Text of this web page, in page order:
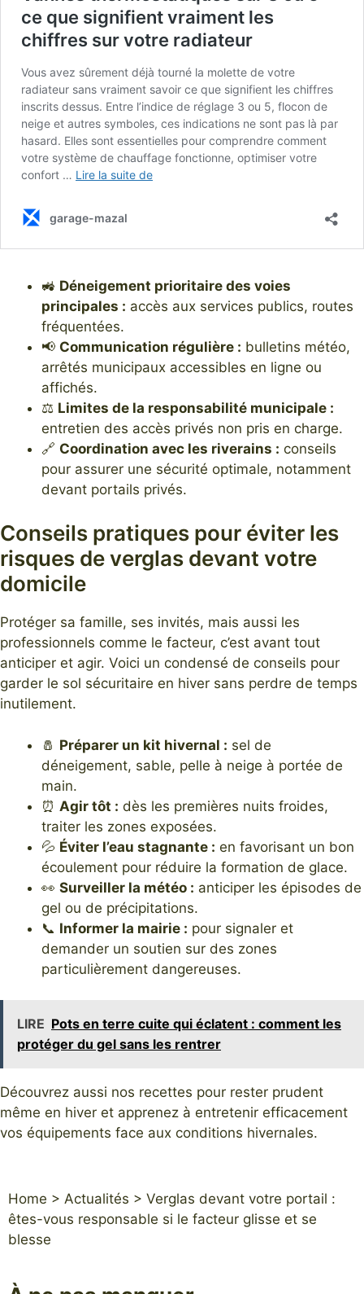
🚜 Déneigement prioritaire des voies
principales : accès aux services publics, routes
fréquentées.
📢 Communication régulière : bulletins météo,
arrêtés municipaux accessibles en ligne ou
affichés.
⚖️ Limites de la responsabilité municipale :
entretien des accès privés non pris en charge.
🔗 Coordination avec les riverains : conseils
pour assurer une sécurité optimale, notamment
devant portails privés.
Conseils pratiques pour éviter les
risques de verglas devant votre
domicile
Protéger sa famille, ses invités, mais aussi les
professionnels comme le facteur, c’est avant tout
anticiper et agir. Voici un condensé de conseils pour
garder le sol sécuritaire en hiver sans perdre de temps
inutilement.
🧂 Préparer un kit hivernal : sel de
déneigement, sable, pelle à neige à portée de
main.
⏰ Agir tôt : dès les premières nuits froides,
traiter les zones exposées.
💦 Éviter l’eau stagnante : en favorisant un bon
écoulement pour réduire la formation de glace.
👀 Surveiller la météo : anticiper les épisodes de
gel ou de précipitations.
📞 Informer la mairie : pour signaler et
demander un soutien sur des zones
particulièrement dangereuses.
LIRE Pots en terre cuite qui éclatent : comment les
protéger du gel sans les rentrer
Découvrez aussi nos recettes pour rester prudent
même en hiver et apprenez à entretenir efficacement
vos équipements face aux conditions hivernales.
Home > Actualités > Verglas devant votre portail :
êtes-vous responsable si le facteur glisse et se
blesse